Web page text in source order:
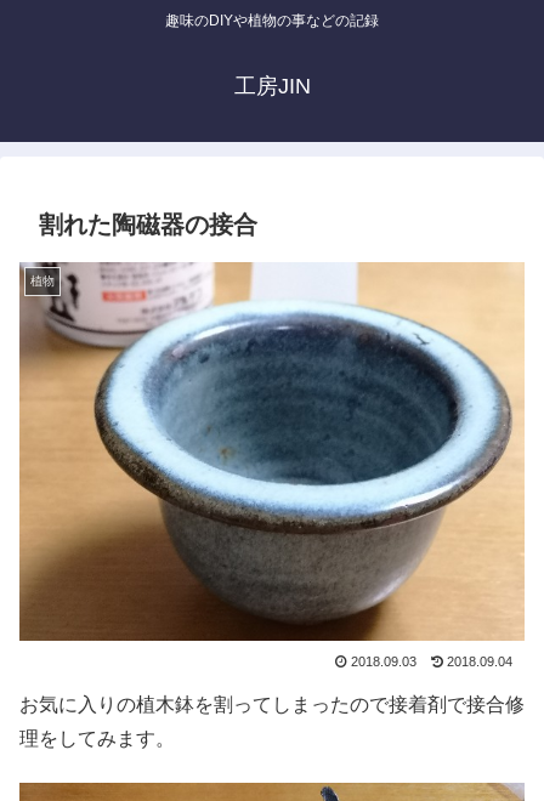
趣味のDIYや植物の事などの記録
工房JIN
割れた陶磁器の接合
植物
2018.09.03 2018.09.04
お気に入りの植木鉢を割ってしまったので接着剤で接合修
理をしてみます。